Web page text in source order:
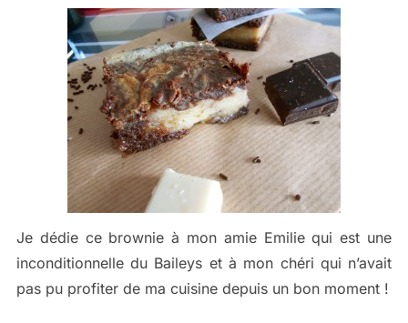
Je dédie ce brownie à mon amie Emilie qui est une
inconditionnelle du Baileys et à mon chéri qui n’avait
pas pu profiter de ma cuisine depuis un bon moment !